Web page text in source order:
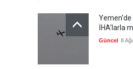
İHA'larla
Güncel 8